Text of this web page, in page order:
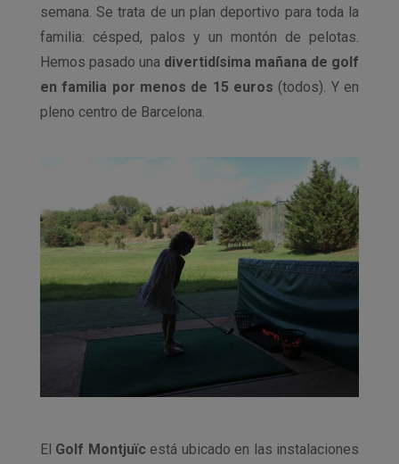
semana. Se trata de un plan deportivo para toda la
familia: césped, palos y un montón de pelotas.
Hemos pasado una divertidísima mañana de golf
en familia por menos de 15 euros (todos). Y en
pleno centro de Barcelona.
El Golf Montjuïcestá ubicado en las instalaciones